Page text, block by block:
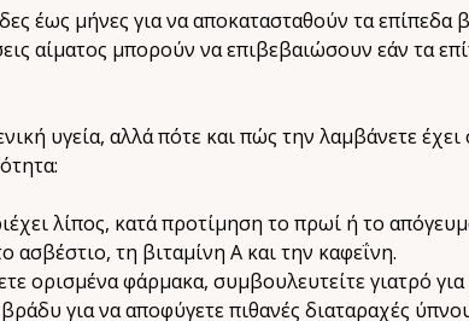
έως μήνες για να αποκατασταθούν τα επίπεδα
αίματος μπορούν να επιβεβαιώσουν εάν τα
υγεία, αλλά πότε και πώς την λαμβάνετε
λίπος, κατά προτίμηση το πρωί ή το
ασβέστιο, τη βιταμίνη Α και την καφεΐνη.
ορισμένα φάρμακα, συμβουλευτείτε γιατρό
για να αποφύγετε πιθανές διαταραχές